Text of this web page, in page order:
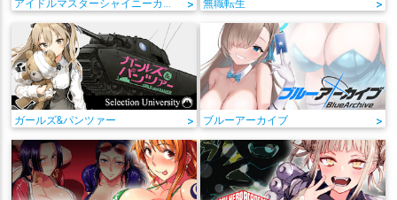
アイドルマスターシャイニーカラーズ > 無職転生 >
ガールズ&パンツァー > ブルーアーカイブ >